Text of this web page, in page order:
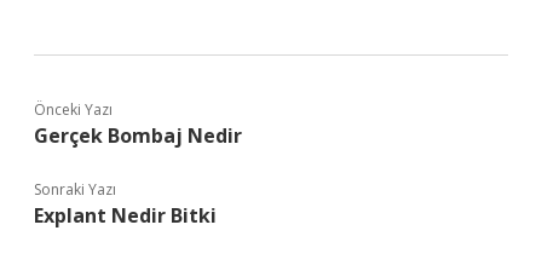
Önceki Yazı
Gerçek Bombaj Nedir
Sonraki Yazı
Explant Nedir Bitki